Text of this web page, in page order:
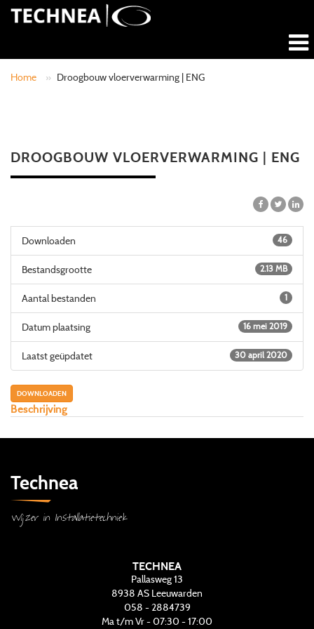
Home » Droogbouw vloerverwarming | ENG
DROOGBOUW VLOERVERWARMING | ENG
Downloaden 46
Bestandsgrootte 2.13 MB
Aantal bestanden 1
Datum plaatsing 16 mei 2019
Laatst geüpdatet 30 april 2020
DOWNLOADEN
Beschrijving
Technea
Wijzer in Installatietechniek
TECHNEA
Pallasweg 13
8938 AS Leeuwarden
058 - 2884739
Ma t/m Vr - 07:30 - 17:00